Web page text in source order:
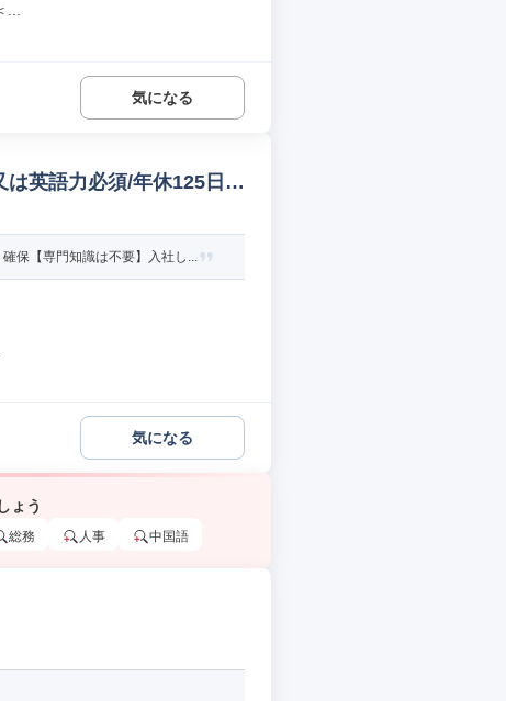
気になる
英語力必須/年休125日/4
保【専門知識は不要】入社し...
気になる
ょう
総務 人事 中国語